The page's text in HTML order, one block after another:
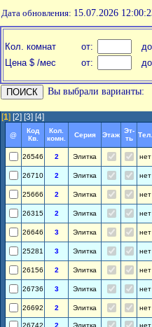
Дата обновления: 15.07.2026
Кол. комнат от:
Цена $ /мес
от:
Вы выбрали варианты:
[1] [2] [3] [4]
@
Код
Кв.
Кол.
комн.
Серия Этаж
Эт-
ть
Тел.
26546
2 Элитка нет
26710 2 Элитка нет
25666 2 Элитка нет
26315 2 Элитка нет
26646 3 Элитка нет
25281 3 Элитка нет
26156 2 Элитка нет
26736 3 Элитка нет
26692 2 Элитка нет
26742 2 Элитка нет